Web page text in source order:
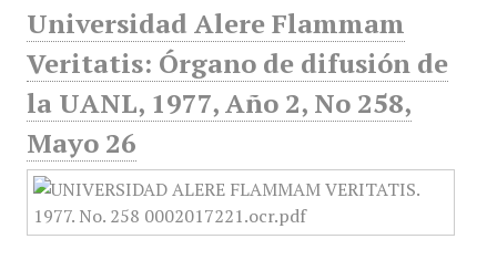
Universidad Alere Flammam
Veritatis: Órgano de difusión de
la UANL, 1977, Año 2, No 258,
Mayo 26